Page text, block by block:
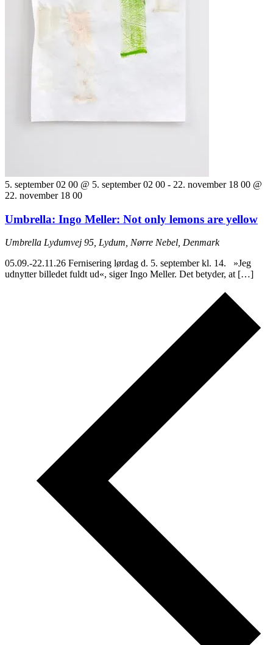
5. september 02 00 @ 5. september 02 00 - 22. november 18 00 @
22. november 18 00
Umbrella: Ingo Meller: Not only lemons are yellow
Umbrella Lydumvej 95, Lydum, Nørre Nebel, Denmark
05.09.-22.11.26 Fernisering lørdag d. 5. september kl. 14. »Jeg
udnytter billedet fuldt ud«, siger Ingo Meller. Det betyder, at […]